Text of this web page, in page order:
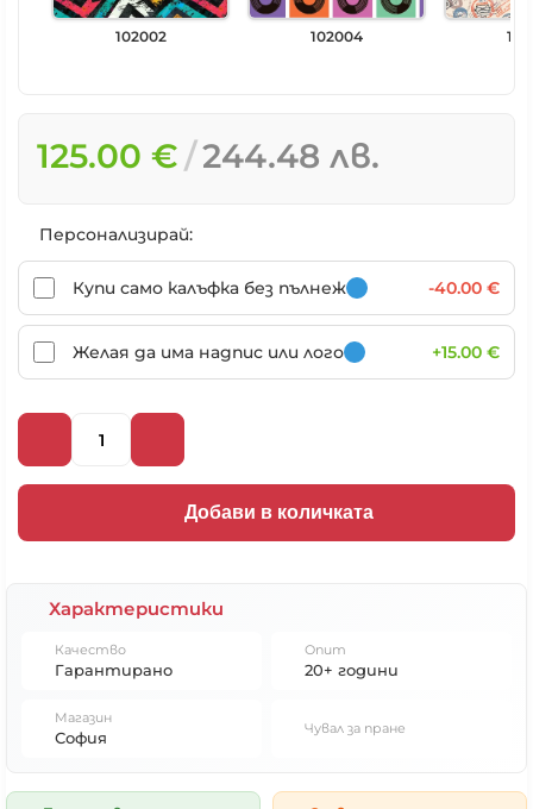
102002 102004
125.00 € 244.48 лв.
Персонализирай:
Купи само калъфка без пълнеж -40.00 €
Желая да има надпис или лого +15.00 €
Добави в количката
Характеристики
Качество
Гарантирано
Опит
20+ години
Магазин
София Чувал за пране